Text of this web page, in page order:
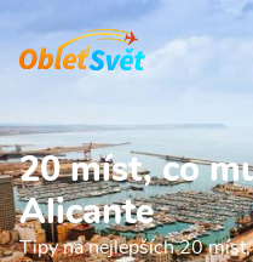
20 míst, co
Alicante
Tipy na nejlepších 20